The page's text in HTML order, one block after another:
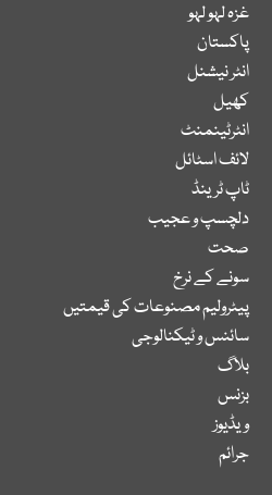
غزہ لہو لہو
پاکستان
انٹر نیشنل
کھیل
انٹرٹینمنٹ
لائف اسٹائل
ٹاپ ٹرینڈ
دلچسپ و عجیب
صحت
سونے کے نرخ
پیٹرولیم مصنوعات کی قیمتیں
سائنس و ٹیکنالوجی
بلاگ
بزنس
ویڈیوز
جرائم